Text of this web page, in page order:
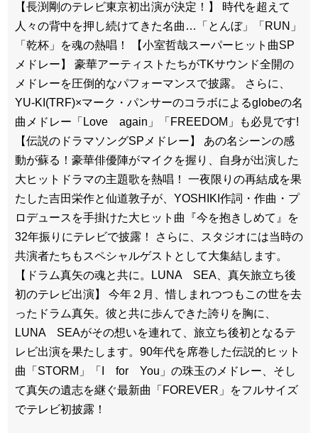
【長渕剛のテレビ東京初出演が決定！】 時代を超えて
人々の背中を押し続けてきた名曲…「とんぼ」「RUN」
「乾杯」を魂の熱唱！ 【小室哲哉スーパーヒット曲SP
メドレー】 豪華アーティストたちがTKサウンド全開の
メドレーを圧倒的なパフォーマンスで披露。 さらに、
YU-KI(TRF)×マーク・パンサーのコラボによるglobeの名
曲メドレー「Love again」「FREEDOM」も必見です!
【伝説のドラマソングSPメドレー】 あの名シーンの感
動が蘇る！豪華俳優陣がマイクを握り、自身が出演した
大ヒットドラマの主題歌を熱唱！ 一夜限りの再結成を果
たした吉田栄作と仙道敦子が、YOSHIKI作詞・作曲・プ
ロデュースを手掛けた大ヒット曲『今を抱きしめて』を
32年振りにテレビで披露！ さらに、スタジオには当時の
共演者たちもスペシャルゲストとして大集結します。
【ドラム真矢の魂と共に。LUNA SEA、真矢旅立ち後
初のテレビ出演】 今年２月、惜しまれつつもこの世を去
ったドラム真矢。彼と共に歩んできた誇りを胸に、
LUNA SEAがその想いを連れて、旅立ち後初となるテ
レビ出演を果たします。90年代を席巻した伝説的ヒット
曲「STORM」「I for You」の珠玉のメドレー、そし
て真矢の遺志を継ぐ最新曲「FOREVER」をフルサイズ
でテレビ初披露！